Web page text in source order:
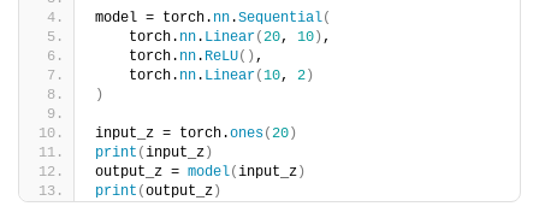
model = torch. nn.Sequential(
    torch.
nn. Linear(20, 10 ) ,
    torch.
nn. ReLU() ,
    torch.
nn. Linear(10, 2 )
)
input_z = torch.ones(20 )
print (input_z )
output_z = model(input_z )
print (output_z )